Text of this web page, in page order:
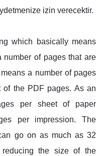
izin verecektir.
which basically means
number of pages that are
a number of pages
of the PDF pages. As an
per sheet of paper
per impression. The
go on as much as 32
the size of the